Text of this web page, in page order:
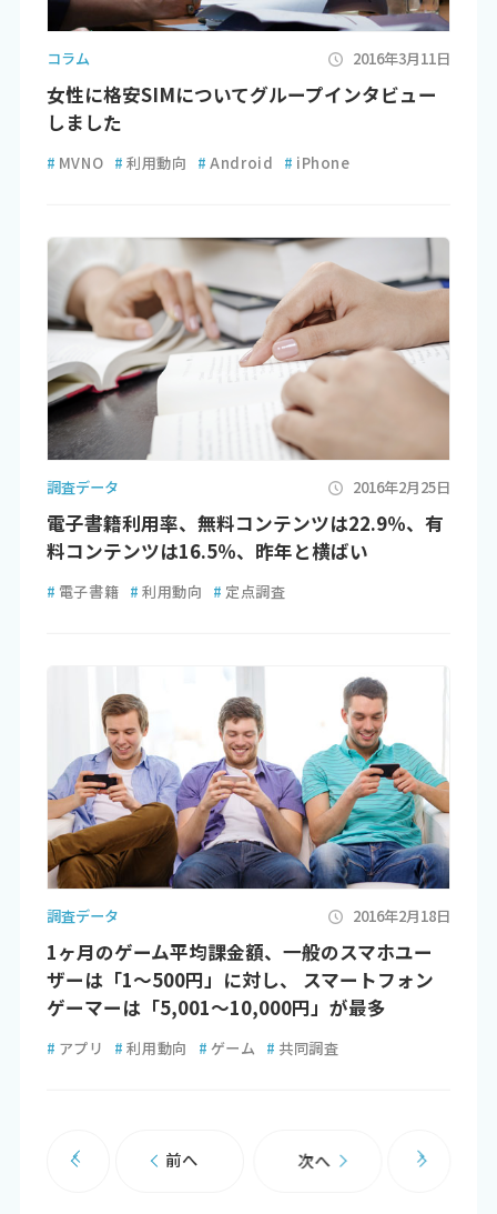
コラム 2016年3月11日
女性に格安SIMについてグループインタビュー
しました
# MVNO # 利用動向 # Android # iPhone
調査データ 2016年2月25日
電子書籍利用率、無料コンテンツは22.9％、有
料コンテンツは16.5％、昨年と横ばい
# 電子書籍 # 利用動向 # 定点調査
調査データ 2016年2月18日
1ヶ月のゲーム平均課金額、一般のスマホユー
ザーは「1～500円」に対し、 スマートフォン
ゲーマーは「5,001～10,000円」が最多
# アプリ # 利用動向 # ゲーム # 共同調査
前へ 次へ